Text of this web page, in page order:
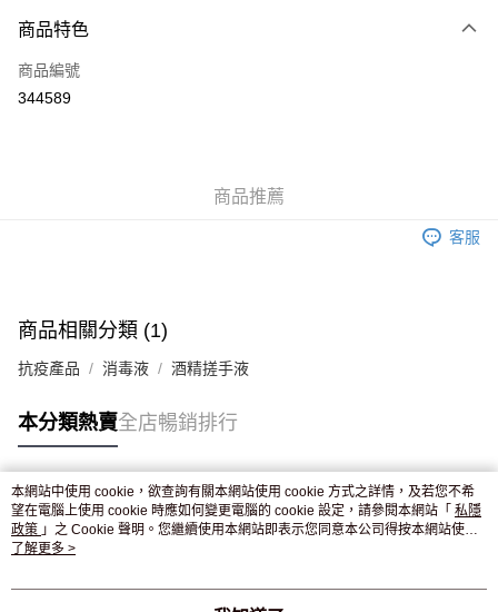
信用卡
Apple Pay
付款後門市自取，訂單確認後2-4個工作天到店，7天內取。逾期後
商品特色
商品編號
344589
商品推薦
客服
商品相關分類 (1)
抗疫產品 消毒液 酒精搓手液
本分類熱賣全店暢銷排行
熱門標籤
熱銷排行
本網站中使用 cookie，欲查詢有關本網站使用 cookie 方式之詳情，及若您不希
望在電腦上使用 cookie 時應如何變更電腦的 cookie 設定，請參閱本網站「 私隱
政策 」之 Cookie 聲明。您繼續使用本網站即表示您同意本公司得按本網站使用
條款之 Cookie 聲明使用 cookie。
了解更多 >